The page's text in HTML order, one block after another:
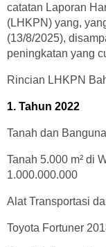
catatan Laporan
(LHKPN) yang,
(13/8/2025),
peningkatan yang
Rincian LHKPN
1. Tahun 2022
Tanah dan
Tanah 5.000 m² di
1.000.000.000
Alat Transportasi
Toyota Fortuner